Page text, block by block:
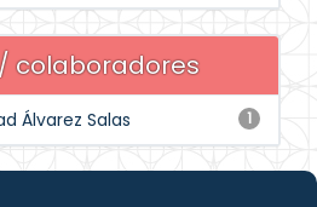
colaboradores
1
Álvarez Salas